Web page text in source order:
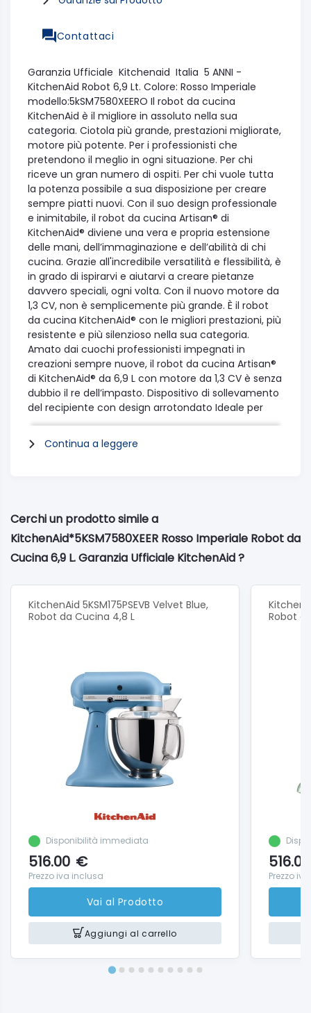
Contattaci
Garanzia Ufficiale Kitchenaid Italia 5 ANNI -
KitchenAid Robot 6,9 Lt. Colore: Rosso Imperiale
modello:5kSM7580XEERO Il robot da cucina
KitchenAid è il migliore in assoluto nella sua
categoria. Ciotola più grande, prestazioni migliorate,
motore più potente. Per i professionisti che
pretendono il meglio in ogni situazione. Per chi
riceve un gran numero di ospiti. Per chi vuole tutta
la potenza possibile a sua disposizione per creare
sempre piatti nuovi. Con il suo design professionale
e inimitabile, il robot da cucina Artisan® di
KitchenAid® diviene una vera e propria estensione
delle mani, dell’immaginazione e dell’abilità di chi
cucina. Grazie all'incredibile versatilità e flessibilità, è
in grado di ispirarvi e aiutarvi a creare pietanze
davvero speciali, ogni volta. Con il nuovo motore da
1,3 CV, non è semplicemente più grande. È il robot
da cucina KitchenAid® con le migliori prestazioni, più
resistente e più silenzioso nella sua categoria.
Amato dai cuochi professionisti impegnati in
creazioni sempre nuove, il robot da cucina Artisan®
di KitchenAid® da 6,9 L con motore da 1,3 CV è senza
dubbio il re dell’impasto. Dispositivo di sollevamento
del recipiente con design arrotondato Ideale per
grandi quantità di cibo e facile da pulire Ciotola da
6,9 litri in acciaio inossidabile Maniglia per una facile
presa anche per grandi quantità Motore a
accessori standard in acciaio inossidabile Robusti,
duraturi e lavabili in lavastoviglie Movimento
planetario originale Mixaggio veloce e completo
usare e versatile ACCESSORI INCLUSI:Coperchio
versatore, Frusta a filo Gancio impastatore Frusta
piatta Artisan Ciotola Artisan da 6,9 lt.
Continua a leggere
Cerchi un prodotto simile a
KitchenAid*5KSM7580XEER Rosso Imperiale Robot da
Cucina 6,9 L. Garanzia Ufficiale KitchenAid ?
KitchenAid 5KSM175PSEVB Velvet Blue,
Robot da Cucina 4,8 L
Disponibilità immediata
516.00 €
Prezzo iva inclusa
Vai al Prodotto
Aggiungi al carrello
Robot
516.00
Prezzo